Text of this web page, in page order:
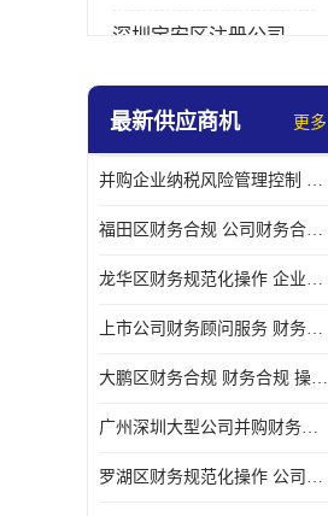
深圳宝安区注册公司
宝安西乡办理营业执照
宝安西乡代理记帐
注册公司
最新供应商机 更多
并购企业纳税风险管理控制 企业纳税风险管理控制 如何操作
福田区财务合规 公司财务合规 如何处理实现税务*风险
龙华区财务规范化操作 企业纳税风险管理控制 操作起来简单易行
上市公司财务顾问服务 财务合规 如何才能达到目标
大鹏区财务合规 财务合规 操作起来简单易行
广州深圳大型公司并购财务顾问 财务规范化操作 办理要多长时间
罗湖区财务规范化操作 公司财务合规 盛莱企管